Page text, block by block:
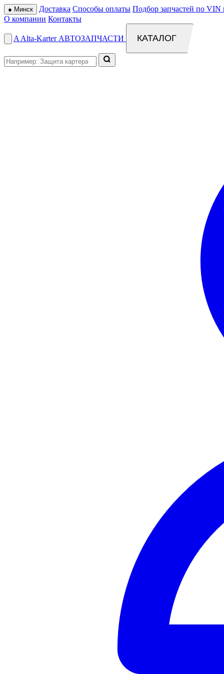
● Минск Доставка Способы оплаты Подбор запчастей по VIN
О компании Контакты
A Alta-Karter АВТОЗАПЧАСТИ КАТАЛОГ